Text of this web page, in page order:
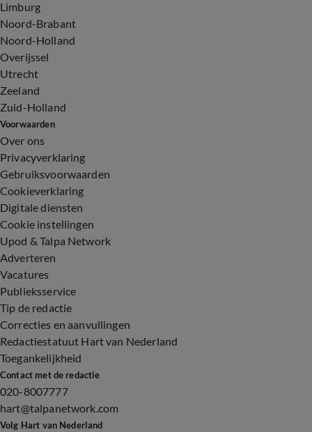
Limburg
Noord-Brabant
Noord-Holland
Overijssel
Utrecht
Zeeland
Zuid-Holland
Voorwaarden
Over ons
Privacyverklaring
Gebruiksvoorwaarden
Cookieverklaring
Digitale diensten
Cookie instellingen
Upod & Talpa Network
Adverteren
Vacatures
Publieksservice
Tip de redactie
Correcties en aanvullingen
Redactiestatuut Hart van Nederland
Toegankelijkheid
Contact met de redactie
020-8007777
hart@talpanetwork.com
Volg Hart van Nederland